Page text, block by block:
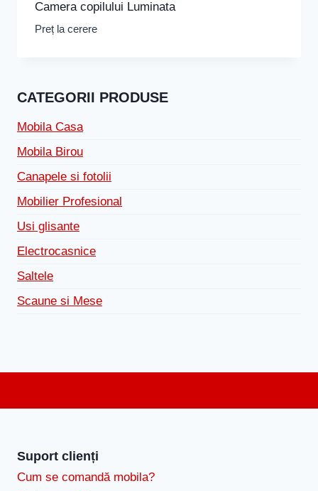
Camera copilului Luminata
Preț la cerere
CATEGORII PRODUSE
Mobila Casa
Mobila Birou
Canapele si fotolii
Mobilier Profesional
Usi glisante
Electrocasnice
Saltele
Scaune si Mese
Suport clienți
Cum se comandă mobila?